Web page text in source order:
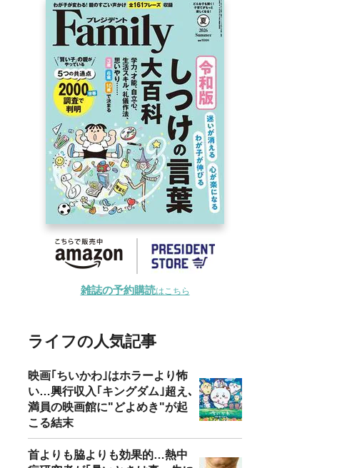
雑誌の予約購読はこちら
ライフの人気記事
映画｢ちいかわ｣はホラーより怖
い…興行収入｢キングダム｣超え､
満員の映画館に"どよめき"が起
こる結末
首よりも脇よりも効果的…熱中